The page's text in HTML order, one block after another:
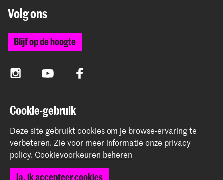
Volg ons
Blijf op de hoogte
InstagramYouTube Facebook
Het Koninklijk Conservatorium en de Koninklijke
Academie van Beeldende Kunsten vormen samen
Hogeschool der Kunsten Den Haag.
Cookie-gebruik
Deze site gebruikt cookies om je browse-ervaring te
verbeteren. Zie voor meer informatie onze privacy
policy. Cookievoorkeuren beheren
Ja, ik accepteer cookies